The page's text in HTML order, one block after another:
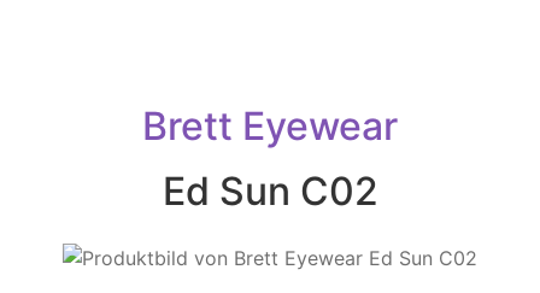
Brett Eyewear
Ed Sun C02